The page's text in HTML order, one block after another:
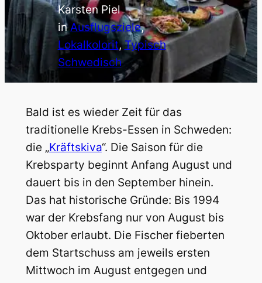
Karsten Piel
inAusflugsziele ,
Lokalkolorit, Typisch
Schwedisch
Bald ist es wieder Zeit für das
traditionelle Krebs-Essen in Schweden:
die „Kräftskiva“. Die Saison für die
Krebsparty beginnt Anfang August und
dauert bis in den September hinein.
Das hat historische Gründe: Bis 1994
war der Krebsfang nur von August bis
Oktober erlaubt. Die Fischer fieberten
dem Startschuss am jeweils ersten
Mittwoch im August entgegen und